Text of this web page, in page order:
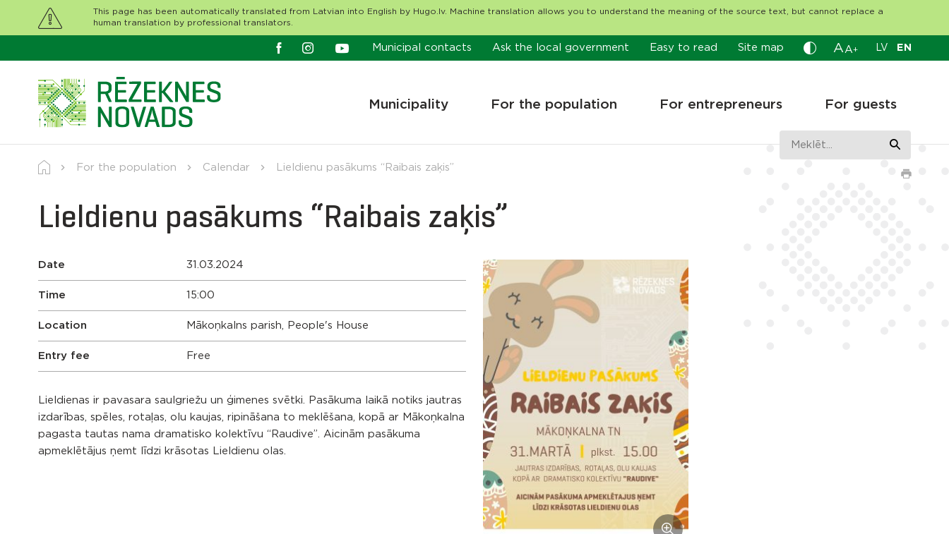
This page has been automatically translated from Latvian into English by Hugo.lv. Machine translation allows you to understand the meaning of the source text, but cannot replace a
human translation by professional translators.
Municipal contacts Ask the local government Easy to read Site map A A+ LV EN
Municipality For the population For entrepreneurs For guests
For the population Calendar Lieldienu pasākums “Raibais zaķis”
Lieldienu pasākums “Raibais zaķis”
Date 31.03.2024
Time 15:00
Location Mākoņkalns parish, People's House
Entry fee Free
Lieldienas ir pavasara saulgriežu un ģimenes svētki. Pasākuma laikā notiks jautras
izdarības, spēles, rotaļas, olu kaujas, ripināšana to meklēšana, kopā ar Mākoņkalna
pagasta tautas nama dramatisko kolektīvu “Raudive”. Aicinām pasākuma
apmeklētājus ņemt līdzi krāsotas Lieldienu olas.